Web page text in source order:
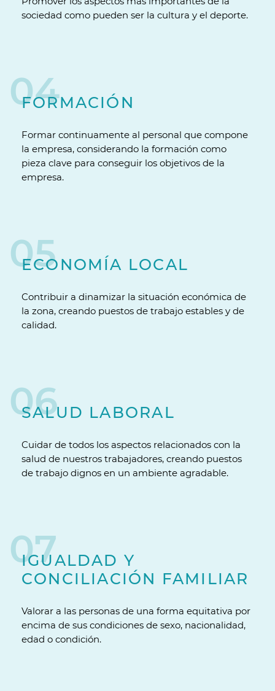
sociedad como pueden ser la cultura y el deporte.
04
FORMACIÓN
Formar continuamente al personal que compone
la empresa, considerando la formación como
pieza clave para conseguir los objetivos de la
empresa.
05
ECONOMÍA LOCAL
Contribuir a dinamizar la situación económica de
la zona, creando puestos de trabajo estables y de
calidad.
06
SALUD LABORAL
Cuidar de todos los aspectos relacionados con la
salud de nuestros trabajadores, creando puestos
de trabajo dignos en un ambiente agradable.
07
IGUALDAD Y
CONCILIACIÓN FAMILIAR
Valorar a las personas de una forma equitativa por
encima de sus condiciones de sexo, nacionalidad,
edad o condición.